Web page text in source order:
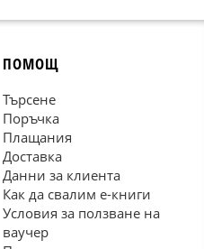
ПОМОЩ
Търсене
Поръчка
Плащания
Доставка
Данни за клиента
Как да свалим е-книги
Условия за ползване на
ваучер